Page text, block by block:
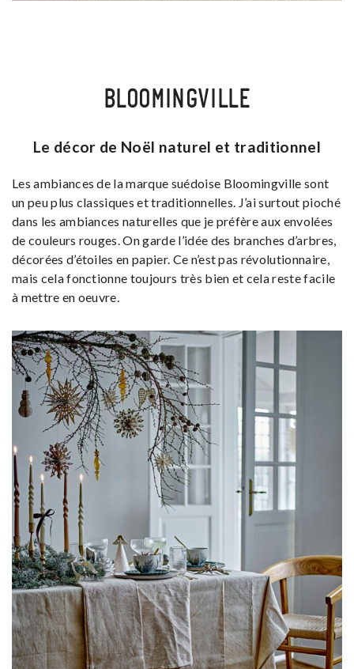
BLOOMINGVILLE
Le décor de Noël naturel et traditionnel
Les ambiances de la marque suédoise Bloomingville sont
un peu plus classiques et traditionnelles. J’ai surtout pioché
dans les ambiances naturelles que je préfère aux envolées
de couleurs rouges. On garde l’idée des branches d’arbres,
décorées d’étoiles en papier. Ce n’est pas révolutionnaire,
mais cela fonctionne toujours très bien et cela reste facile
à mettre en oeuvre.